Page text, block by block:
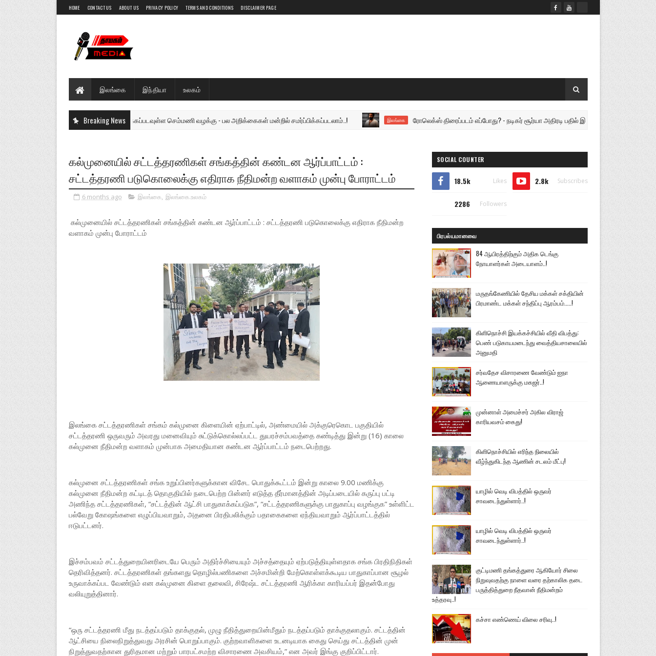
HOME CONTACT US ABOUT US PRIVACY POLICY TERMS AND CONDITIONS DISCLAIMER PAGE
இலங்கை இந்தியா உலகம்
Breaking News
இலங்கை விசாரணைக்கு எடுக்கப்படவுள்ள செம்மணி வழக்கு - பல அறிக்கைகள் மன்றில் சமர்ப்பிக்கப்படலாம்..! இலங்கை ரோலெக்ஸ் திரைப்படம் எப்போது? - நடிகர் சூர்யா அதிரடி பதில் இயக்குநர் லோகேஷ் கனகராஜ்
கல்முனையில் சட்டத்தரணிகள் சங்கத்தின் கண்டன ஆர்ப்பாட்டம் :
சட்டத்தரணி படுகொலைக்கு எதிராக நீதிமன்ற வளாகம் முன்பு போராட்டம்
6 months ago இலங்கை, இலங்கை.உலகம்
கல்முனையில் சட்டத்தரணிகள் சங்கத்தின் கண்டன ஆர்ப்பாட்டம் : சட்டத்தரணி படுகொலைக்கு எதிராக நீதிமன்ற
வளாகம் முன்பு போராட்டம்
இலங்கை சட்டத்தரணிகள் சங்கம் கல்முனை கிளையின் ஏற்பாட்டில், அண்மையில் அக்குரெகொட பகுதியில்
சட்டத்தரணி ஒருவரும் அவரது மனைவியும் சுட்டுக்கொல்லப்பட்ட துயரச்சம்பவத்தை கண்டித்து இன்று (16) காலை
கல்முனை நீதிமன்ற வளாகம் முன்பாக அமைதியான கண்டன ஆர்ப்பாட்டம் நடைபெற்றது.
கல்முனை சட்டத்தரணிகள் சங்க உறுப்பினர்களுக்கான விசேட பொதுக்கூட்டம் இன்று காலை 9.00 மணிக்கு
கல்முனை நீதிமன்ற கட்டிடத் தொகுதியில் நடைபெற்ற பின்னர் எடுத்த தீர்மானத்தின் அடிப்படையில் கருப்பு பட்டி
அணிந்த சட்டத்தரணிகள், “சட்டத்தின் ஆட்சி பாதுகாக்கப்படுக”, “சட்டத்தரணிகளுக்கு பாதுகாப்பு வழங்குக” உள்ளிட்ட
பல்வேறு கோஷங்களை எழுப்பியவாறும், அதனை பிரதிபலிக்கும் பதாகைகளை ஏந்தியவாறும் ஆர்ப்பாட்டத்தில்
ஈடுபட்டனர்.
இச்சம்பவம் சட்டத்துறையினரிடையே பெரும் அதிர்ச்சியையும் அச்சத்தையும் ஏற்படுத்தியுள்ளதாக சங்க பிரதிநிதிகள்
தெரிவித்தனர். சட்டத்தரணிகள் தங்களது தொழில்பணிகளை அச்சமின்றி மேற்கொள்ளக்கூடிய பாதுகாப்பான சூழல்
உருவாக்கப்பட வேண்டும் என கல்முனை கிளை தலைவி, சிரேஷ்ட சட்டத்தரணி ஆரிக்கா காரியப்பர் இதன்போது
வலியுறுத்தினார்.
“ஒரு சட்டத்தரணி மீது நடத்தப்படும் தாக்குதல், முழு நீதித்துறையின்மீதும் நடத்தப்படும் தாக்குதலாகும். சட்டத்தின்
ஆட்சியை நிலைநிறுத்துவது அரசின் பொறுப்பாகும். குற்றவாளிகளை உடனடியாக கைது செய்து சட்டத்தின் முன்
நிறுத்துவதற்கான துரிதமான மற்றும் பாரபட்சமற்ற விசாரணை அவசியம்,” என அவர் இங்கு குறிப்பிட்டார்.
SOCIAL COUNTER
18.5k Likes 2.8k Subscribes
2286 Followers
பிரபல்யமானவை
84 ஆயிரத்திற்கும் அதிக டெங்கு
நோயாளர்கள் அடையாளம்..!
மருதங்கேணியில் தேசிய மக்கள் சக்தியின்
பிரமாண்ட மக்கள் சந்திப்பு ஆரம்பம்.....!
கிளிநொச்சி இயக்கச்சியில் வீதி விபத்து:
பெண் படுகாயமடைந்து வைத்தியசாலையில்
அனுமதி
சர்வதேச விசாரணை வேண்டும் ஐநா
ஆணையாளருக்கு மகஜர்..!
முன்னாள் அமைச்சர் அகில விராஜ்
காரியவசம் கைது!
கிளிநொச்சியில் எரிந்த நிலையில்
வீழ்ந்துகிடந்த ஆணின் சடலம் மீட்பு!
யாழில் வெடி விபத்தில் ஒருவர்
சாவடைந்துள்ளார்..!
யாழில் வெடி விபத்தில் ஒருவர்
சாவடைந்துள்ளார்..!
குட்டிமணி தங்கத்துரை ஆகியோர் சிலை
நிறுவுவதற்கு நாளை வரை தற்காலிக தடை
பருத்தித்துறை நீதவான் நீதிமன்றம்
உத்தரவு..!
கச்சா எண்ணெய் விலை சரிவு..!